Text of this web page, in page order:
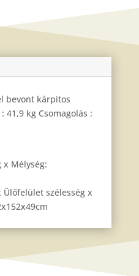
bevont kárpitos
41,9 kg Csomagolás :
x Mélység:
szélesség x